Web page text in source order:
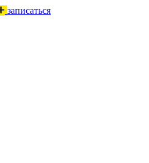
записаться